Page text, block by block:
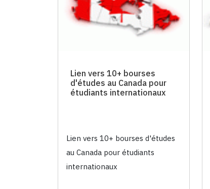
Lien vers 10+ bourses
d'études au Canada pour
étudiants internationaux
Lien vers 10+ bourses d'études
au Canada pour étudiants
internationaux